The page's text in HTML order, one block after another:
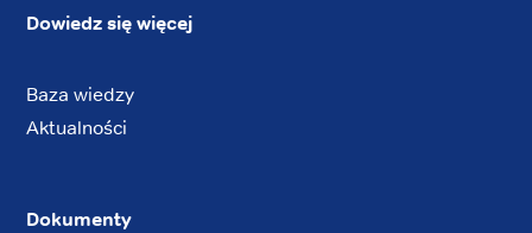
Dowiedz się więcej
Baza wiedzy
Aktualności
Dokumenty